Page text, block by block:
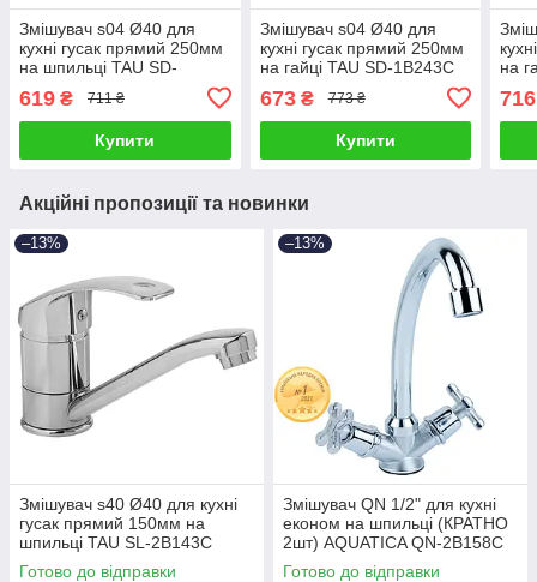
Змішувач s04 Ø40 для
кухні гусак прямий 250мм
на шпильці TAU SD-
619 ₴ 711 ₴
Купити
Змішувач s04 Ø40 для
кухні гусак прямий 250мм
на гайці TAU SD-1B243C
673₴ 773 ₴
Купити
на
716
Акційні пропозиції та новинки
–13%
Змішувач s40 Ø40 для кухні
гусак прямий 150мм на
шпильці TAU SL-2B143C
(9840120)
Готово до відправки
–13%
Змішувач QN 1/2" для кухні
економ на шпильці (КРАТНО
2шт) AQUATICA QN-2B158C
(9786100)
Готово до відправки